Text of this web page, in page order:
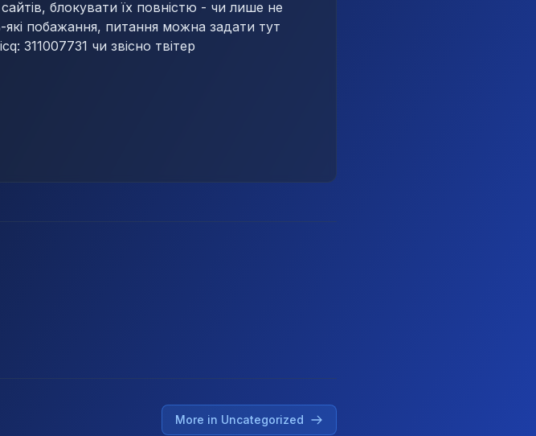
блокувати їх повністю - чи лише не
які побажання, питання можна задати тут
311007731 чи звісно твітер
More in Uncategorized